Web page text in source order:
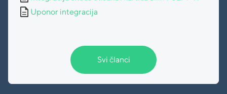
description Uponor integracija
Svi članci